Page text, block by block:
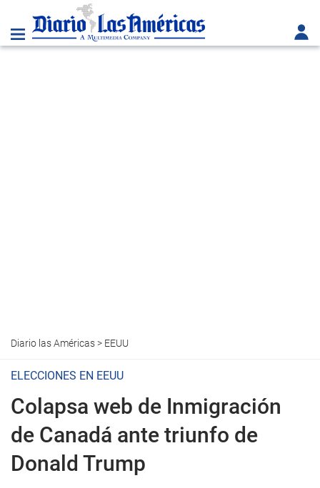
Diario las Américas> EEUU
ELECCIONES EN EEUU
Colapsa web de Inmigración
de Canadá ante triunfo de
Donald Trump